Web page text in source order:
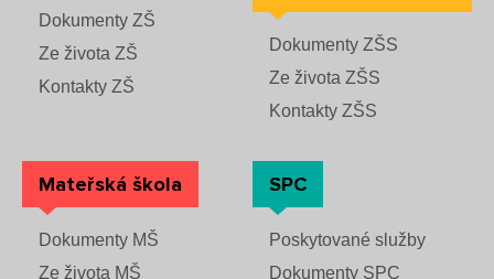
Dokumenty ZŠ
Ze života ZŠ
Kontakty ZŠ
Dokumenty ZŠS
Ze života ZŠS
Kontakty ZŠS
Mateřská škola
Dokumenty MŠ
Ze života MŠ
SPC
Poskytované služby
Dokumenty SPC